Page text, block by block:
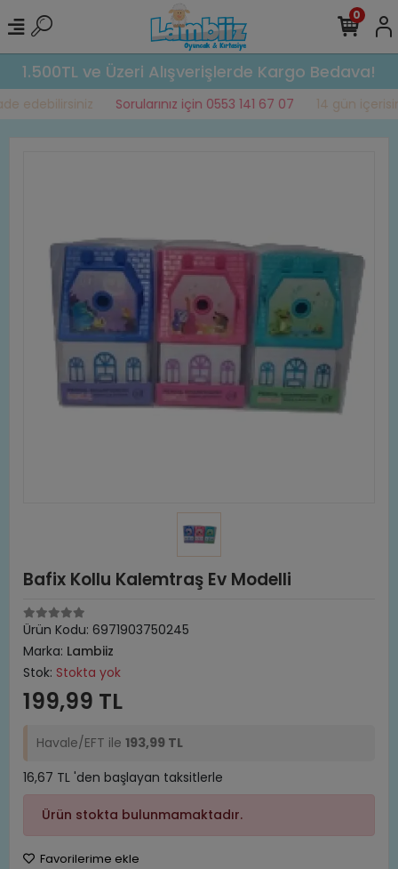
1.500TL ve Üzeri Alışverişlerde Kargo Bedava!
edebilirsiniz Sorularınız için 0553 141 67 07 14 gün
0
Bafix Kollu Kalemtraş Ev Modelli
Ürün Kodu: 6971903750245
Marka: Lambiiz
Stok: Stokta yok
199,99 TL
Havale/EFT ile 193,99 TL
16,67 TL 'den başlayan taksitlerle
Ürün stokta bulunmamaktadır.
Favorilerime ekle